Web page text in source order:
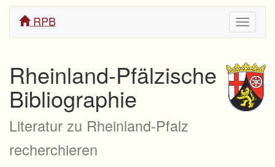
ein/
RPB
Rheinland-Pfälzische
Bibliographie
Literatur zu Rheinland-Pfalz
recherchieren